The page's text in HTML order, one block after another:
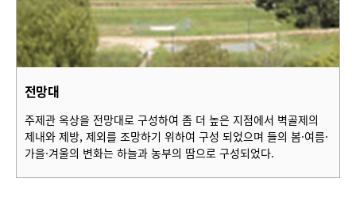
전망대
주제관 옥상을 전망대로 구성하여 좀 더 높은 지점에서 벽골제의
제내와 제방, 제외를 조망하기 위하여 구성 되었으며 들의 봄·여름·
가을·겨울의 변화는 하늘과 농부의 땀으로 구성되었다.